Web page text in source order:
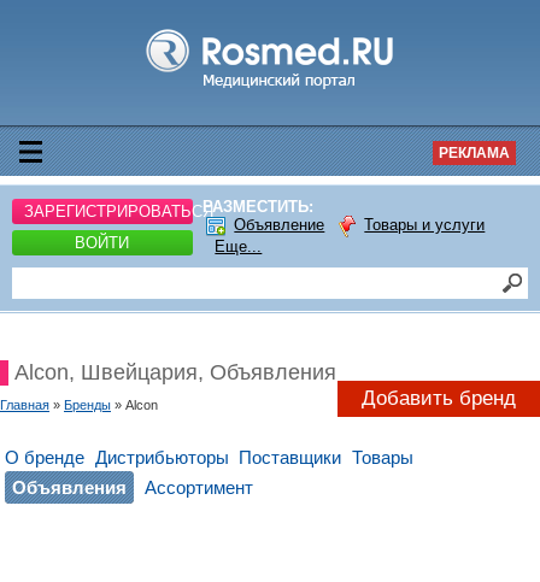
РЕКЛАМА
ЗАРЕГИСТРИРОВАТЬСЯ
ВОЙТИ
РАЗМЕСТИТЬ:
Объявление
Товары и услуги
Еще...
Alcon, Швейцария, Объявления
Главная » Бренды » Alcon Добавить бренд
О бренде Дистрибьюторы Поставщики Товары
Объявления
Ассортимент